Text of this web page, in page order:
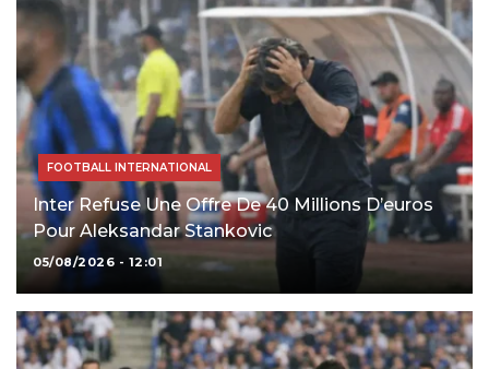
FOOTBALL INTERNATIONAL
Inter Refuse Une Offre De 40 Millions D’euros
Pour Aleksandar Stankovic
05/08/2026 - 12:01